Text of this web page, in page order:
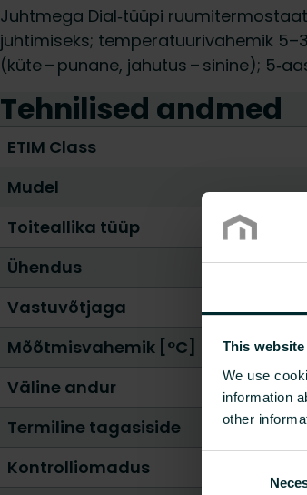
This
We use
information
other
Juhtmega Dial‑tüüpi
juhtimiseks; temperatuurivahemik
(küte – punane, jahutus – sinine);
Tehnilised andmed
ETIM Class
Mudel
Toiteallika tüüp
Ühendus
Vastuvõtjaga
Mõõtmisvahemik [°C]
Väline andur
Termiline tagasiside
Kontrolliomadus